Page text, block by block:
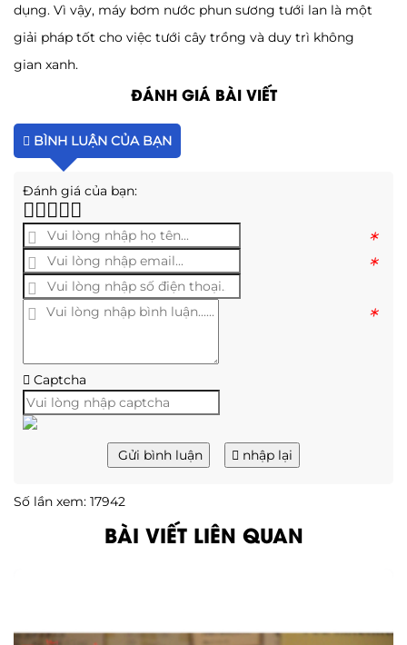
dụng. Vì vậy, máy bơm nước phun sương tưới lan là một
giải pháp tốt cho việc tưới cây trồng và duy trì không
gian xanh.
ĐÁNH GIÁ BÀI VIẾT
BÌNH LUẬN CỦA BẠN
Đánh giá của bạn:
*
*
*
Captcha
Gửi bình luận nhập lại
Số lần xem: 17942
BÀI VIẾT LIÊN QUAN